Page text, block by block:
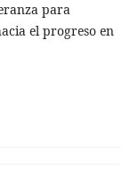
para
el progreso en